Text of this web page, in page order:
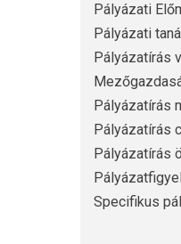
Pályázati
Pályázati
Pályázatírás
Pályázatírás
Pályázatírás
Pályázatírás
Specifikus